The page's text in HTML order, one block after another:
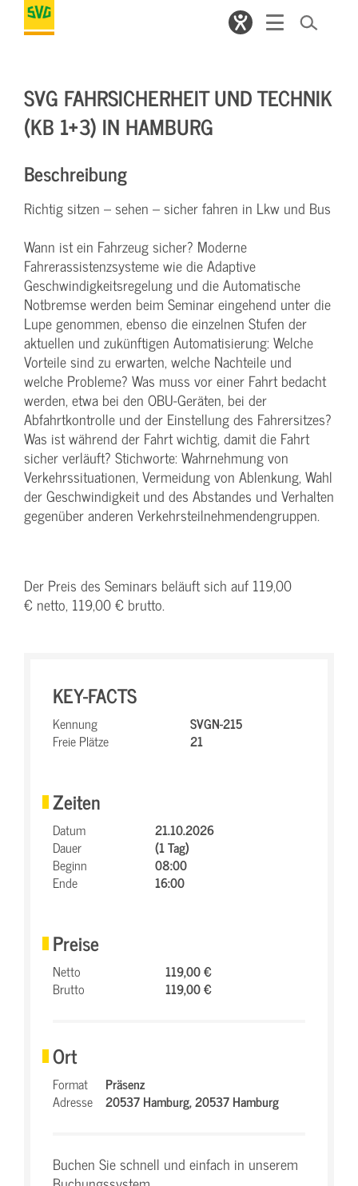
SVG FAHRSICHERHEIT UND TECHNIK
(KB 1+3) IN HAMBURG
Beschreibung
Richtig sitzen – sehen – sicher fahren in Lkw und Bus
Wann ist ein Fahrzeug sicher? Moderne
Fahrerassistenzsysteme wie die Adaptive
Geschwindigkeitsregelung und die Automatische
Notbremse werden beim Seminar eingehend unter die
Lupe genommen, ebenso die einzelnen Stufen der
aktuellen und zukünftigen Automatisierung: Welche
Vorteile sind zu erwarten, welche Nachteile und
welche Probleme? Was muss vor einer Fahrt bedacht
werden, etwa bei den OBU-Geräten, bei der
Abfahrtkontrolle und der Einstellung des Fahrersitzes?
Was ist während der Fahrt wichtig, damit die Fahrt
sicher verläuft? Stichworte: Wahrnehmung von
Verkehrssituationen, Vermeidung von Ablenkung, Wahl
der Geschwindigkeit und des Abstandes und Verhalten
gegenüber anderen Verkehrsteilnehmendengruppen.
Der Preis des Seminars beläuft sich auf 119,00
€ netto, 119,00 € brutto.
KEY-FACTS
Kennung
SVGN-215
Freie Plätze
21
Zeiten
Datum
21.10.2026
Dauer
(1 Tag)
Beginn
08:00
Ende
16:00
Preise
Netto
119,00 €
Brutto
119,00 €
Ort
Format
Präsenz
Adresse
20537 Hamburg,20537 Hamburg
Buchen Sie schnell und einfach in unserem